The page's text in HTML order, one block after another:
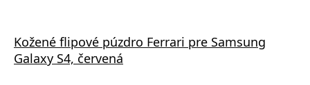
Kožené flipové púzdro Ferrari pre Samsung
Galaxy S4, červená